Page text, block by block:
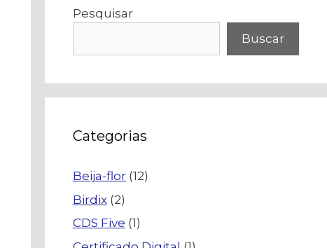
Pesquisar
Buscar
Categorias
Beija-flor(12)
Birdix(2)
CDS Five (1)